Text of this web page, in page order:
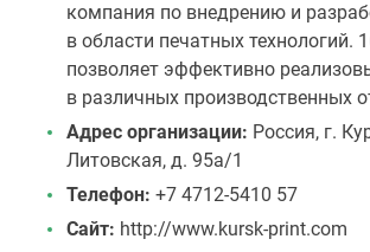
компания по внедрению и
в области печатных технологий.
позволяет эффективно
в различных производственных
Адрес организации: Россия, г.
Литовская, д. 95а/1
Телефон: +7 4712-5410 57
Сайт: http://www.kursk-print.com